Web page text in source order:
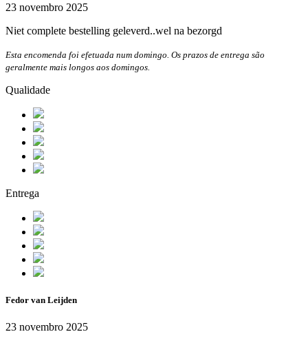
23 novembro 2025
Niet complete bestelling geleverd..wel na bezorgd
Esta encomenda foi efetuada num domingo. Os prazos de entrega são
geralmente mais longos aos domingos.
Qualidade
Entrega
Fedor van Leijden
23 novembro 2025